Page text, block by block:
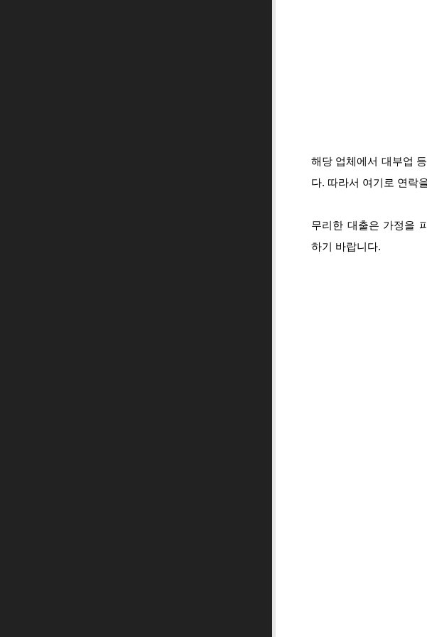
해당 업체에서 대부업
다. 따라서 여기로 연락
무리한 대출은 가정을
하기 바랍니다.